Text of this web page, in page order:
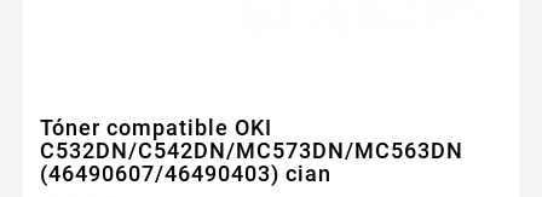
Tóner compatible OKI
C532DN/C542DN/MC573DN/MC563DN
(46490607/46490403) cian